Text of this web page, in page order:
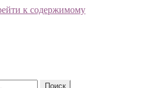
к содержимому